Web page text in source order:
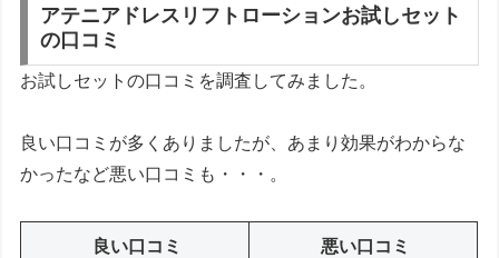
アテニアドレスリフトローションお試しセット
の口コミ
お試しセットの口コミを調査してみました。
良い口コミが多くありましたが、あまり効果がわからな
かったなど悪い口コミも・・・。
良い口コミ 悪い口コミ